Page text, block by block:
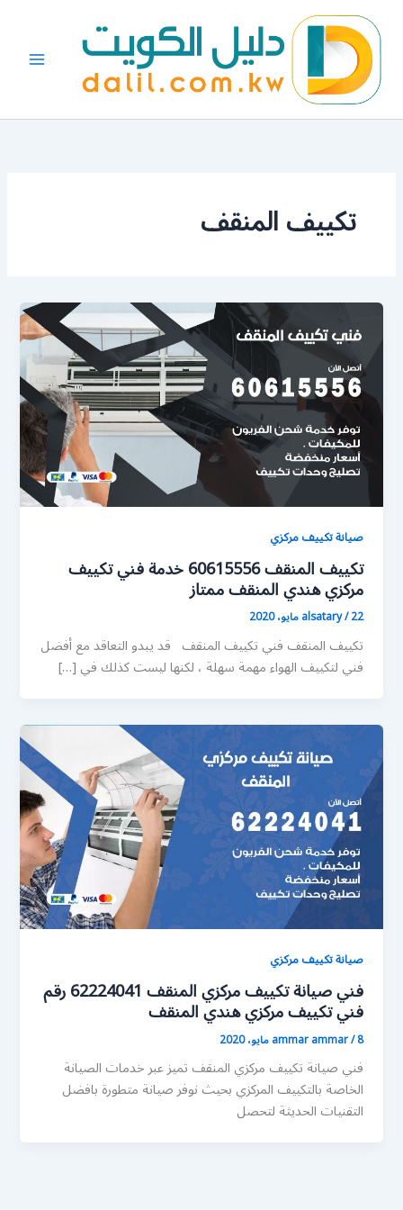
المحتوى
تكييف المنقف
صيانة تكييف مركزي
تكييف المنقف 60615556 خدمة فني تكييف
مركزي هندي المنقف ممتاز
alsatary/22 مايو، 2020
تكييف المنقف فني تكييف المنقف قد يبدو التعاقد مع أفضل
فني لتكييف الهواء مهمة سهلة ، لكنها ليست كذلك في […]
صيانة تكييف مركزي
فني صيانة تكييف مركزي المنقف 62224041 رقم
فني تكييف مركزي هندي المنقف
ammar ammar/8 مايو، 2020
فني صيانة تكييف مركزي المنقف تميز عبر خدمات الصيانة
الخاصة بالتكييف المركزي بحيث نوفر صيانة متطورة بافضل
التقنيات الحديثة لتحصل